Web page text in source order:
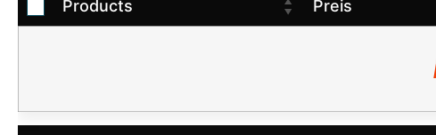
Products Preis